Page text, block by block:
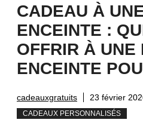
CADEAU À
ENCEINTE :
OFFRIR À UNE
ENCEINTE
cadeauxgratuits 23 février
CADEAUX PERSONNALISÉS